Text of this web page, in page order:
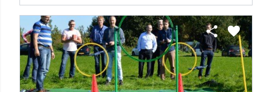
share favorite